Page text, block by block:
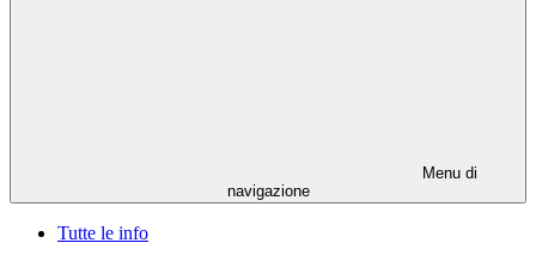
Menu di
navigazione
Tutte le info